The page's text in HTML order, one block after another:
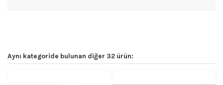
Aynı kategoride bulunan diğer 32 ürün: